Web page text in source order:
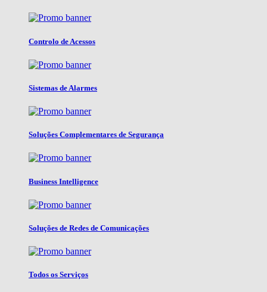
Controlo de Acessos
Sistemas de Alarmes
Soluções Complementares de Segurança
Business Intelligence
Soluções de Redes de Comunicações
Todos os Serviços